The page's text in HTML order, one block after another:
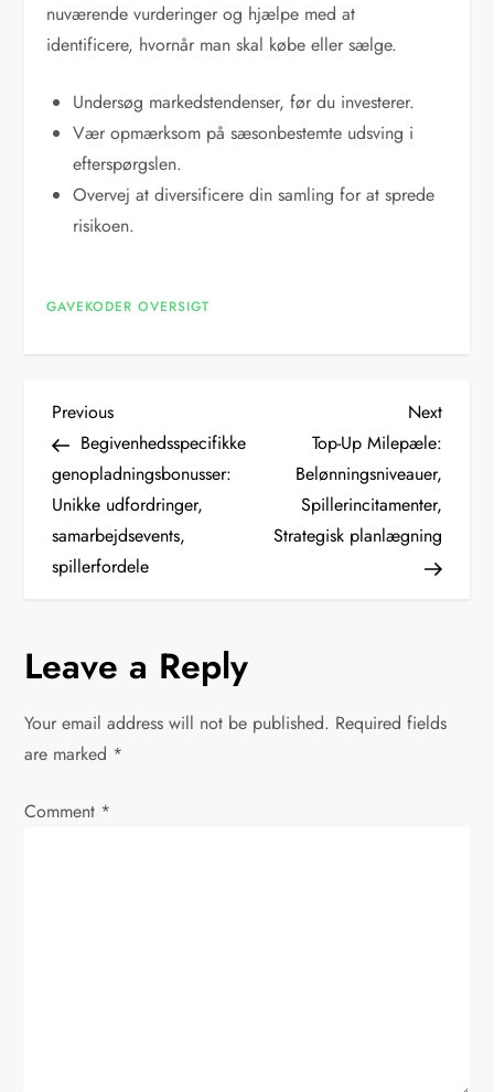
nuværende vurderinger og hjælpe med at
identificere, hvornår man skal købe eller sælge.
Undersøg markedstendenser, før du investerer.
Vær opmærksom på sæsonbestemte udsving i
efterspørgslen.
Overvej at diversificere din samling for at sprede
risikoen.
GAVEKODER OVERSIGT
P
o
s
t
a
v
Previous
Post
Previous
Begivenhedsspecifikke
genopladningsbonusser:
Unikke udfordringer,
samarbejdsevents,
spillerfordele
Next
Post
Next
Top-Up Milepæle:
Belønningsniveauer,
Spillerincitamenter,
Strategisk planlægning
Leave a Reply
Your email address will not be published. Required fields
are marked *
Comment *